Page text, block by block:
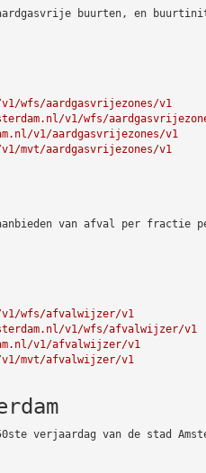
buurten, en
wfs/aardgasvrijezones/v1
v1/wfs/
v1/aardgasvrijezones/v1
mvt/aardgasvrijezones/v1
van afval per fractie
wfs/afvalwijzer/v1
v1/wfs/afvalwijzer/v1
v1/afvalwijzer/v1
mvt/afvalwijzer/v1
verjaardag van de stad